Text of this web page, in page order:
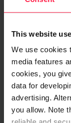
This website
We use cookies
media features
cookies, you
data for
advertising.
you allow. Note
2.
What if